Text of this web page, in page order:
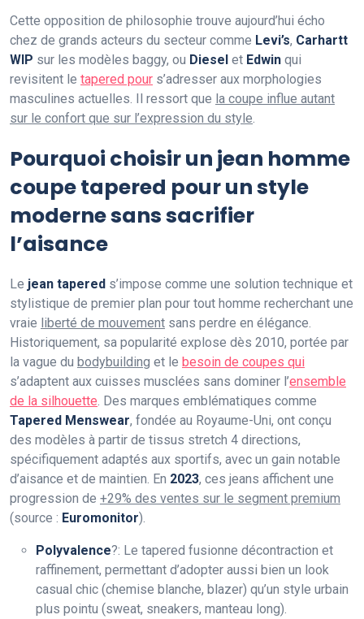
Cette opposition de philosophie trouve aujourd’hui écho
chez de grands acteurs du secteur comme Levi’s, Carhartt
WIP sur les modèles baggy, ou Diesel et Edwin qui
revisitent le tapered pour s’adresser aux morphologies
masculines actuelles. Il ressort que la coupe influe autant
sur le confort que sur l’expression du style.
Pourquoi choisir un jean homme
coupe tapered pour un style
moderne sans sacrifier
l’aisance
Le jean tapered s’impose comme une solution technique et
stylistique de premier plan pour tout homme recherchant une
vraie liberté de mouvement sans perdre en élégance.
Historiquement, sa popularité explose dès 2010, portée par
la vague du bodybuilding et le besoin de coupes qui
s’adaptent aux cuisses musclées sans dominer l’ensemble
de la silhouette. Des marques emblématiques comme
Tapered Menswear, fondée au Royaume-Uni, ont conçu
des modèles à partir de tissus stretch 4 directions,
spécifiquement adaptés aux sportifs, avec un gain notable
d’aisance et de maintien. En 2023, ces jeans affichent une
progression de +29% des ventes sur le segment premium
(source : Euromonitor).
Polyvalence?: Le tapered fusionne décontraction et
raffinement, permettant d’adopter aussi bien un look
casual chic (chemise blanche, blazer) qu’un style urbain
plus pointu (sweat, sneakers, manteau long).